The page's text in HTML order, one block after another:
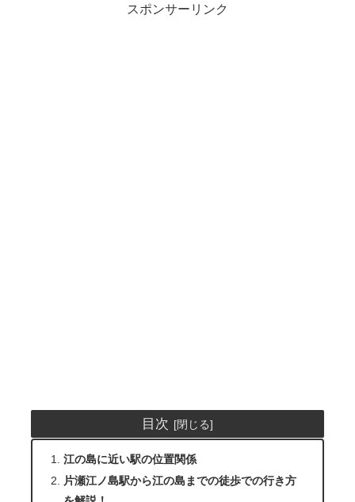
スポンサーリンク
目次
江の島に近い駅の位置関係
片瀬江ノ島駅から江の島までの徒歩での行き方